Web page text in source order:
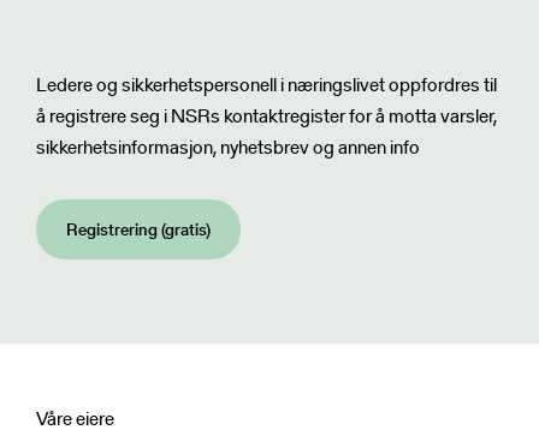
Nyhetsbrev
Ledere og sikkerhetspersonell i næringslivet oppfordres til
å registrere seg i NSRs kontaktregister for å motta varsler,
sikkerhetsinformasjon, nyhetsbrev og annen info
Registrering (gratis)
Våre eiere